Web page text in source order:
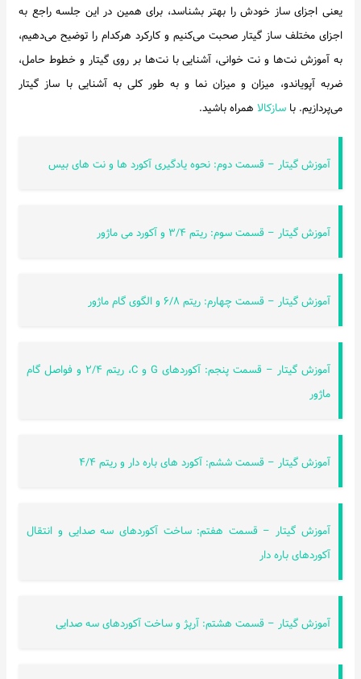
اخبار
یعنی اجزای ساز خودش را بهتر بشناسد، برای همین در این جلسه راجع به
اجزای مختلف ساز گیتار صحبت می‌کنیم و کارکرد هرکدام را توضیح می‌دهیم،
به آموزش نت‌ها و نت خوانی، آشنایی با نت‌ها بر روی گیتار و خطوط حامل،
ضربه آپویاندو، میزان و میزان نما و به طور کلی به آشنایی با ساز گیتار
می‌پردازیم. باسازکالا همراه باشید.
آموزش گیتار – قسمت دوم: نحوه یادگیری آکورد ها و نت های بیس
آموزش گیتار – قسمت سوم: ریتم ۳/۴ و آکورد می ماژور
آموزش گیتار – قسمت چهارم: ریتم ۶/۸ و الگوی گام ماژور
آموزش گیتار – قسمت پنجم: آکورد‌های G و C، ریتم ۲/۴ و فواصل گام
ماژور
آموزش گیتار – قسمت ششم: آکورد های باره دار و ریتم ۴/۴
آموزش گیتار – قسمت هفتم: ساخت آکوردهای سه صدایی و انتقال
آکوردهای باره دار
آموزش گیتار – قسمت هشتم: آرپژ و ساخت آکوردهای سه صدایی